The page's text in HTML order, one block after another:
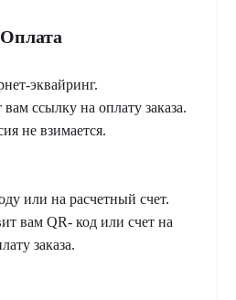
Оплата
эквайринг.
ссылку на оплату заказа.
не взимается.
или на расчетный счет.
вам QR- код или счет на
заказа.